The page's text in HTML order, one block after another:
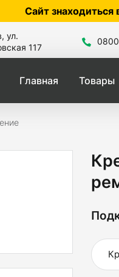
в розробці —
ул.
117
Главная Товары